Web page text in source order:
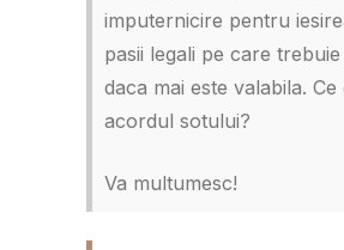
imputernicire pentru
pasii legali pe care
daca mai este valabila.
acordul sotului?
Va multumesc!